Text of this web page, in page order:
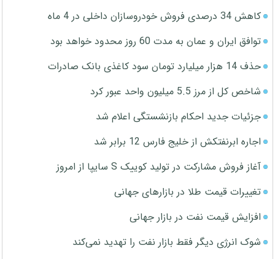
کاهش 34 درصدی فروش خودروسازان داخلی در 4 ماه
توافق ایران و عمان به مدت 60 روز محدود خواهد بود
حذف 14 هزار میلیارد تومان سود کاغذی بانک صادرات
شاخص کل از مرز 5.5 میلیون واحد عبور کرد
جزئیات جدید احکام بازنشستگی اعلام شد
اجاره ابرنفتکش از خلیج فارس 12 برابر شد
آغاز فروش مشارکت در تولید کوییک S سایپا از امروز
تغییرات قیمت طلا در بازارهای جهانی
افزایش قیمت نفت در بازار جهانی
شوک انرژی دیگر فقط بازار نفت را تهدید نمی‌کند